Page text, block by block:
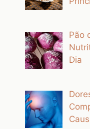
Pão
Dia